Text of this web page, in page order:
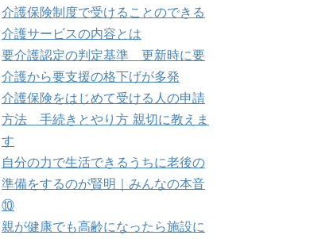
介護保険制度で受けることのできる
介護サービスの内容とは
要介護認定の判定基準 更新時に要
介護から要支援の格下げが多発
介護保険をはじめて受ける人の申請
方法 手続きとやり方 親切に教えま
す
自分の力で生活できるうちに老後の
準備をするのが賢明｜みんなの本音
⑩
親が健康でも高齢になったら施設に